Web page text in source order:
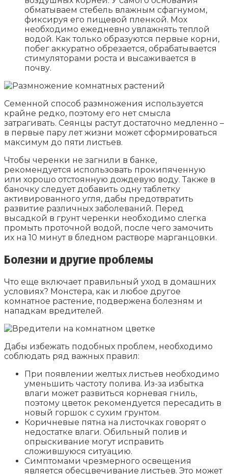
обматываем стебель влажным сфагнумом,
фиксируя его пищевой пленкой. Мох
необходимо ежедневно увлажнять теплой
водой. Как только образуются первые корни,
побег аккуратно обрезается, обрабатывается
стимуляторами роста и высаживается в
почву.
Семенной способ размножения используется
крайне редко, поэтому его нет смысла
затрагивать. Сеянцы растут достаточно медленно –
в первые пару лет жизни может сформироваться
максимум до пяти листьев.
Чтобы черенки не загнили в банке,
рекомендуется использовать прокипяченную
или хорошо отстоянную дождевую воду. Также в
баночку следует добавить одну таблетку
активированного угля, дабы предотвратить
развитие различных заболеваний. Перед
высадкой в грунт черенки необходимо слегка
промыть проточной водой, после чего замочить
их на 10 минут в бледном растворе марганцовки.
Болезни и другие проблемы
Что еще включает правильный уход в домашних
условиях? Монстера, как и любое другое
комнатное растение, подвержена болезням и
нападкам вредителей.
Дабы избежать подобных проблем, необходимо
соблюдать ряд важных правил:
При появлении желтых листьев необходимо
уменьшить частоту полива. Из-за избытка
влаги может развиться корневая гниль,
поэтому цветок рекомендуется пересадить в
новый горшок с сухим грунтом.
Коричневые пятна на листочках говорят о
недостатке влаги. Обильный полив и
опрыскивание могут исправить
сложившуюся ситуацию.
Симптомами чрезмерного освещения
является обесцвечивание листьев. Это может